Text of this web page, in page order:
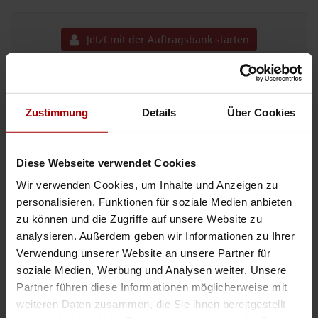
Zustimmung Details Über Cookies
Diese Webseite verwendet Cookies
Wir verwenden Cookies, um Inhalte und Anzeigen zu
personalisieren, Funktionen für soziale Medien anbieten
zu können und die Zugriffe auf unsere Website zu
analysieren. Außerdem geben wir Informationen zu Ihrer
Verwendung unserer Website an unsere Partner für
soziale Medien, Werbung und Analysen weiter. Unsere
Partner führen diese Informationen möglicherweise mit
weiteren Daten zusammen, die Sie ihnen bereitgestellt
Jetzt mit der Auftragsbank starten
Gebäudereinigungsteht Ihre Zufriedenheit an erster Stelle. Wir legen
Zuverlässiges Team für Reinigungs- und Facility-Aufträge
.. BMV Gebäudeservice – Zuverlässige Gebäudereinigungfür Hotels, Büros
und Objekte Wir bieten umfassende Gebäude
reinigung s-Dienstleistungen
an, darunter: • Unterhaltsreinigung für Büros, Fitnessstudios, Tre ..
Gesuchin 51103, Köln 28.01.2026